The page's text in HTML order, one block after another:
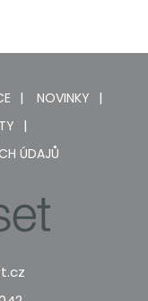
NOVINKY
ÚDAJŮ